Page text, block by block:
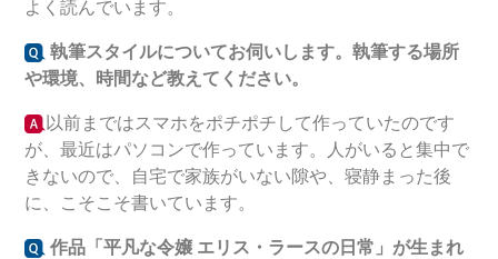
よく読んでいます。
執筆スタイルについてお伺いします。執筆する場所
や環境、時間など教えてください。
以前まではスマホをポチポチして作っていたのです
が、最近はパソコンで作っています。人がいると集中で
きないので、自宅で家族がいない隙や、寝静まった後
に、こそこそ書いています。
作品「平凡な令嬢 エリス・ラースの日常 」が生まれ